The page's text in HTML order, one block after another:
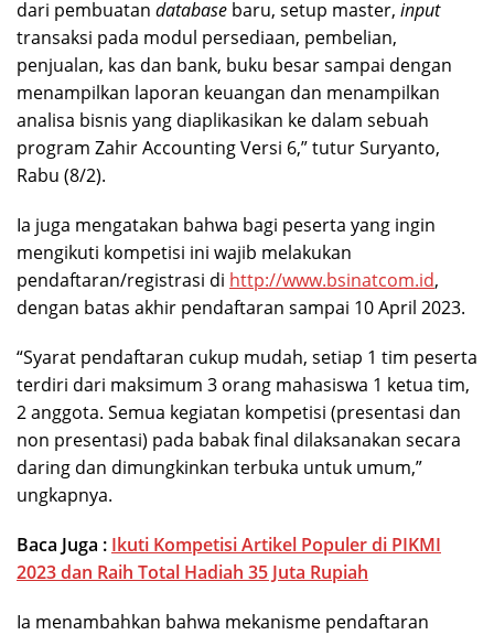
dari pembuatan database baru, setup master, input
transaksi pada modul persediaan, pembelian,
penjualan, kas dan bank, buku besar sampai dengan
menampilkan laporan keuangan dan menampilkan
analisa bisnis yang diaplikasikan ke dalam sebuah
program Zahir Accounting Versi 6,” tutur Suryanto,
Rabu (8/2).
Ia juga mengatakan bahwa bagi peserta yang ingin
mengikuti kompetisi ini wajib melakukan
pendaftaran/registrasi di http://www.bsinatcom.id,
dengan batas akhir pendaftaran sampai 10 April 2023.
“Syarat pendaftaran cukup mudah, setiap 1 tim peserta
terdiri dari maksimum 3 orang mahasiswa 1 ketua tim,
2 anggota. Semua kegiatan kompetisi (presentasi dan
non presentasi) pada babak final dilaksanakan secara
daring dan dimungkinkan terbuka untuk umum,”
ungkapnya.
Baca Juga : Ikuti Kompetisi Artikel Populer di PIKMI
2023 dan Raih Total Hadiah 35 Juta Rupiah
Ia menambahkan bahwa mekanisme pendaftaran